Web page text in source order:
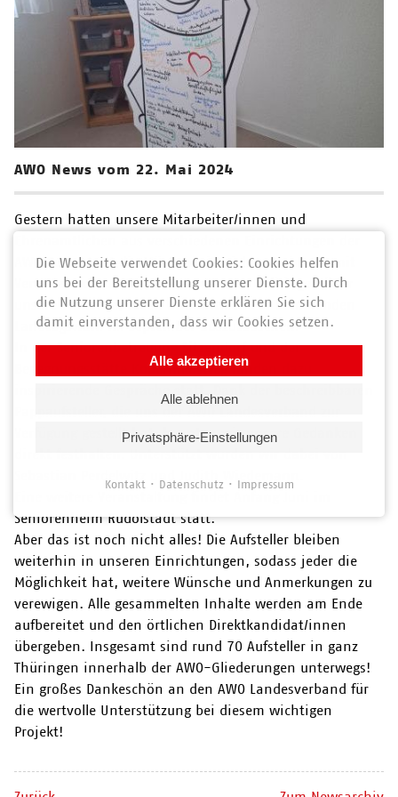
AWO News vom 22. Mai 2024
Gestern hatten unsere Mitarbeiter/innen und
AWO Rudolstadt die Möglichkeit, sich gemeinsam mit
Vertretern des AWO Landesverbandes Thüringen über
unsere Wünsche, Ideen und Kritiken zur kommenden
Landtagswahl im September auszutauschen.
In der Seniorenbetreuung Sitzendorf und der
Begegnungsstätte Kopernikusweg fanden dazu
inspirierende Gespräche statt. Dank der beschreibbaren
Verfügung gestellt hat, konnten wir unsere Gedanken
Seniorenheim Rudolstadt statt.
Aber das ist noch nicht alles! Die Aufsteller bleiben
weiterhin in unseren Einrichtungen, sodass jeder die
Möglichkeit hat, weitere Wünsche und Anmerkungen zu
verewigen. Alle gesammelten Inhalte werden am Ende
aufbereitet und den örtlichen Direktkandidat/innen
übergeben. Insgesamt sind rund 70 Aufsteller in ganz
Thüringen innerhalb der AWO-Gliederungen unterwegs!
Ein großes Dankeschön an den AWO Landesverband für
die wertvolle Unterstützung bei diesem wichtigen
Projekt!
Die Webseite verwendet Cookies: Cookies helfen
uns bei der Bereitstellung unserer Dienste. Durch
die Nutzung unserer Dienste erklären Sie sich
damit einverstanden, dass wir Cookies setzen.
Alle akzeptieren
Alle ablehnen
Privatsphäre-Einstellungen
Kontakt Datenschutz Impressum